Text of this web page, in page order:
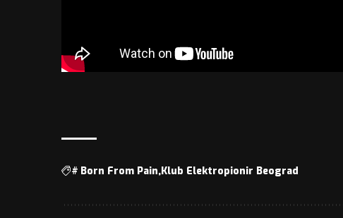
# Born From Pain Klub Elektropionir Beograd